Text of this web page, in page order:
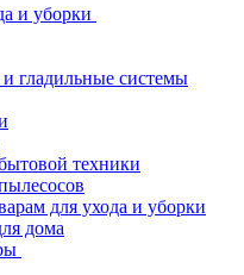
и уборки
гладильные системы
техники
для ухода и уборки
дома